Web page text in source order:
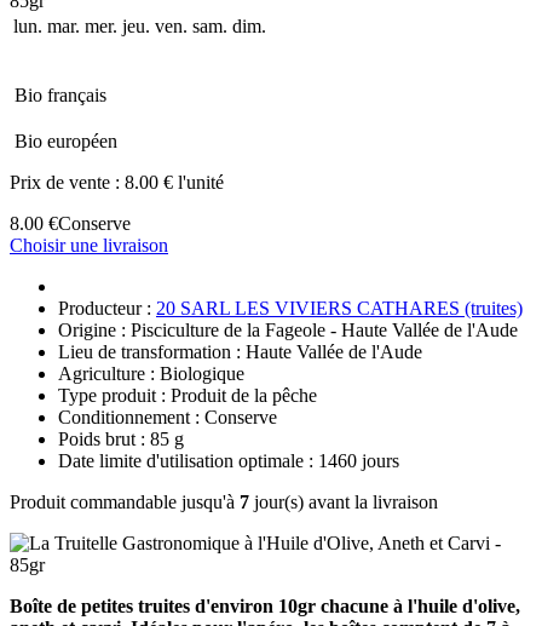
lun. mar. mer. jeu. ven. sam. dim.
Bio français
Bio européen
Prix de vente : 8.00 € l'unité
8.00 €Conserve
Choisir une livraison
Producteur : 20 SARL LES VIVIERS CATHARES (truites)
Origine : Pisciculture de la Fageole - Haute Vallée de l'Aude
Lieu de transformation : Haute Vallée de l'Aude
Agriculture : Biologique
Type produit : Produit de la pêche
Conditionnement : Conserve
Poids brut : 85 g
Date limite d'utilisation optimale : 1460 jours
Produit commandable jusqu'à 7 jour(s) avant la livraison
Boîte de petites truites d'environ 10gr chacune à l'huile d'olive,